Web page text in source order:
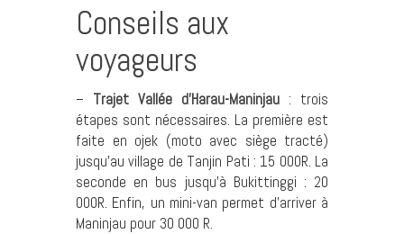
Conseils aux
voyageurs
– Trajet Vallée d’Harau-Maninjau : trois
étapes sont nécessaires. La première est
faite en ojek (moto avec siège tracté)
jusqu’au village de Tanjin Pati : 15 000R. La
seconde en bus jusqu’à Bukittinggi : 20
000R. Enfin, un mini-van permet d’arriver à
Maninjau pour 30 000 R.